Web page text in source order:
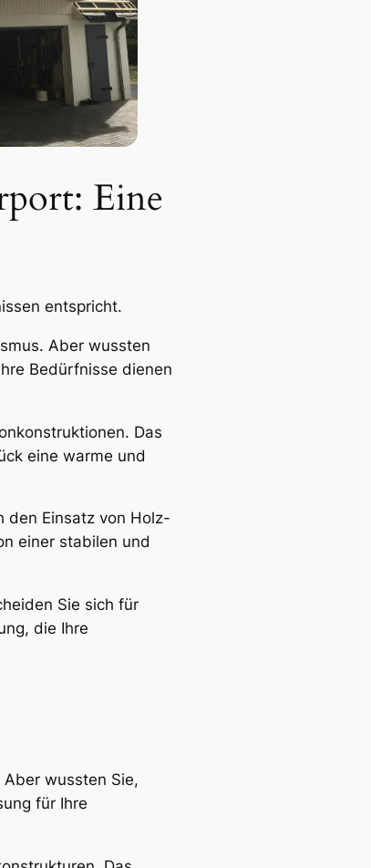
Eine
entspricht.
Aber wussten
Bedürfnisse dienen
Das
eine warme und
den Einsatz von Holz-
einer stabilen und
Sie sich für
die Ihre
wussten Sie,
für Ihre